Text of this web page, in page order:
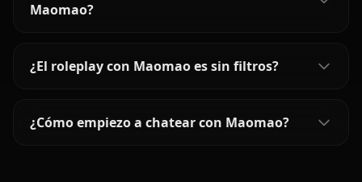
Maomao?
¿El roleplay con Maomao es sin filtros?
¿Cómo empiezo a chatear con Maomao?